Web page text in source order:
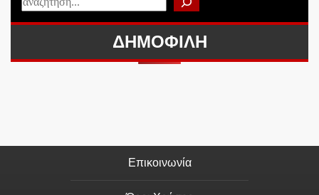
ΔΗΜΟΦΙΛΗ
Επικοινωνία